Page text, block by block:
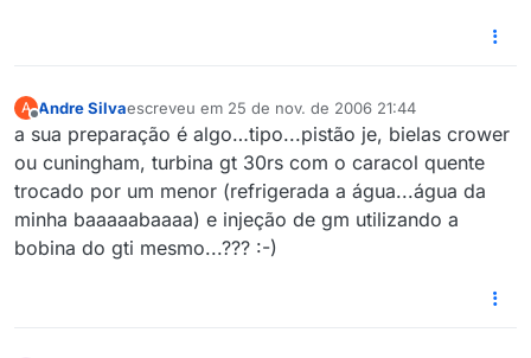
A Andre Silvaescreveu em 25 de nov. de 2006 21:44
última edição por
a sua preparação é algo…tipo...pistão je, bielas crower
ou cuningham, turbina gt 30rs com o caracol quente
trocado por um menor (refrigerada a água...água da
minha baaaaabaaaa) e injeção de gm utilizando a
bobina do gti mesmo...??? :-)